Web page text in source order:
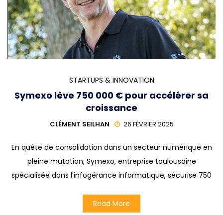
STARTUPS & INNOVATION
Symexo lève 750 000 € pour accélérer sa
croissance
CLÉMENT SEILHAN 26 FÉVRIER 2025
En quête de consolidation dans un secteur numérique en
pleine mutation, Symexo, entreprise toulousaine
spécialisée dans l’infogérance informatique, sécurise 750
Read More